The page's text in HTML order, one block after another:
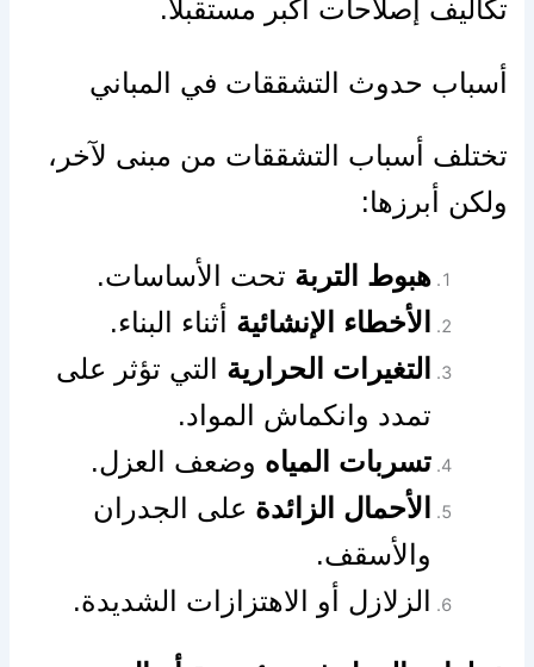
تكاليف إصلاحات أكبر مستقبلًا.
أسباب حدوث التشققات في المباني
تختلف أسباب التشققات من مبنى لآخر،
ولكن أبرزها:
هبوط التربة تحت الأساسات.
الأخطاء الإنشائية أثناء البناء.
التغيرات الحرارية التي تؤثر على
تمدد وانكماش المواد.
تسربات المياه وضعف العزل.
الأحمال الزائدة على الجدران
والأسقف.
الزلازل أو الاهتزازات الشديدة.